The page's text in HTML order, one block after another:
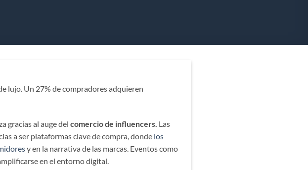
lujo. Un 27% de compradores adquieren
gracias al auge del comercio de influencers. Las
a ser plataformas clave de compra, donde los
y en la narrativa de las marcas. Eventos como
en el entorno digital.